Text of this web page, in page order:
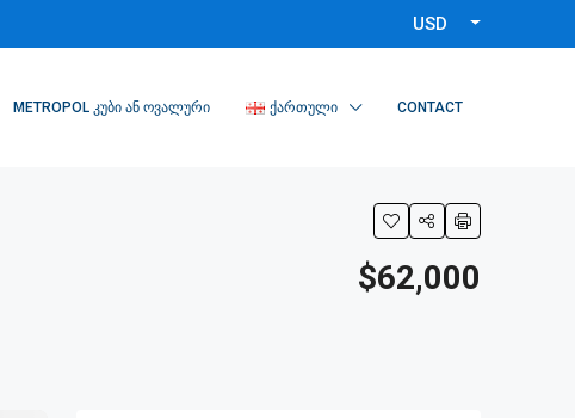
USD
METROPOL ᲙᲣᲑᲘ ᲐᲜ ᲝᲕᲐᲚᲣᲠᲘ ᲥᲐᲠᲗᲣᲚᲘ CONTACT
$62,000